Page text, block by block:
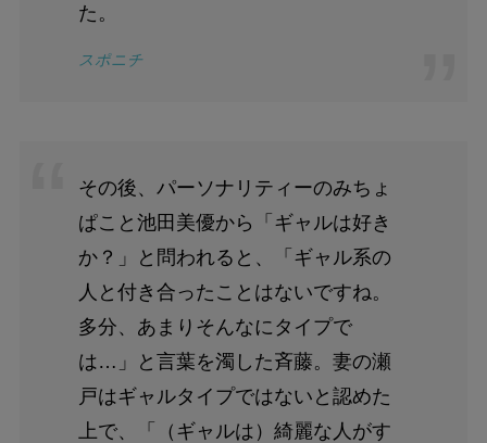
た。
スポニチ
その後、パーソナリティーのみちょ
ぱこと池田美優から「ギャルは好き
か？」と問われると、「ギャル系の
人と付き合ったことはないですね。
多分、あまりそんなにタイプで
は…」と言葉を濁した斉藤。妻の瀬
戸はギャルタイプではないと認めた
上で、「（ギャルは）綺麗な人がす